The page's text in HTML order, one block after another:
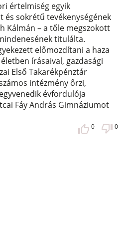
értelmiség egyik
és sokrétű tevékenységének
Kálmán – a tőle megszokott
titulálta.
előmozdítani a haza
írásaival, gazdasági
Első Takarékpénztár
intézmény őrzi,
évfordulója
Fáy András Gimnáziumot
0 0